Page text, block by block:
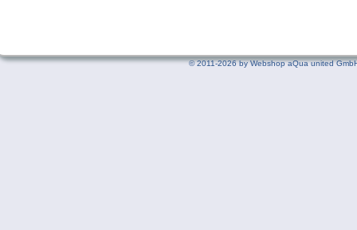
©2011-2026 by Webshop aQua united